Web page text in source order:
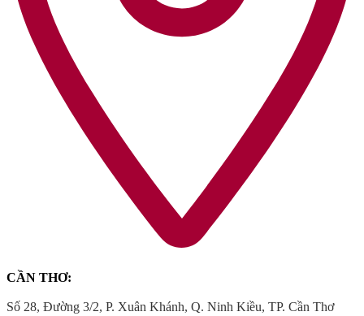
CẦN THƠ:
Số 28, Đường 3/2, P. Xuân Khánh, Q. Ninh Kiều, TP. Cần Thơ